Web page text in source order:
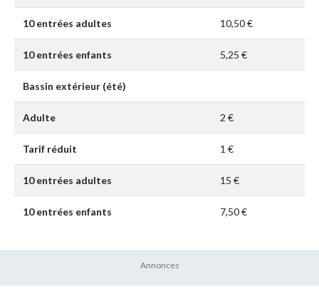
10 entrées adultes 10,50 €
10 entrées enfants 5,25 €
Bassin extérieur (été)
Adulte 2 €
Tarif réduit 1 €
10 entrées adultes 15 €
10 entrées enfants 7,50 €